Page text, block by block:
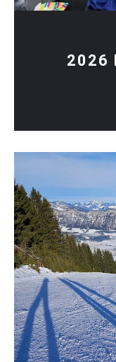
2026